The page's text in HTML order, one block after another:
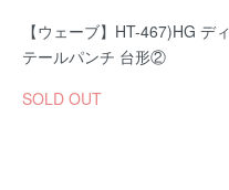
【ウェーブ】HT-467)HG ディ
テールパンチ 台形②
SOLD OUT